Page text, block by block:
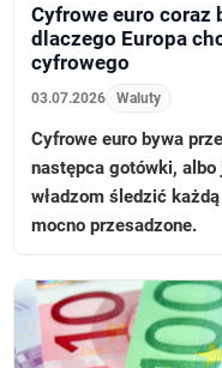
Cyfrowe euro coraz
dlaczego Europa
cyfrowego
03.07.2026 Waluty
Cyfrowe euro bywa
następca gotówki,
władzom śledzić
mocno przesadzone.